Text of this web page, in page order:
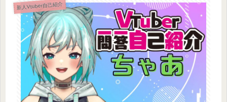
新人Vtuber自己紹介